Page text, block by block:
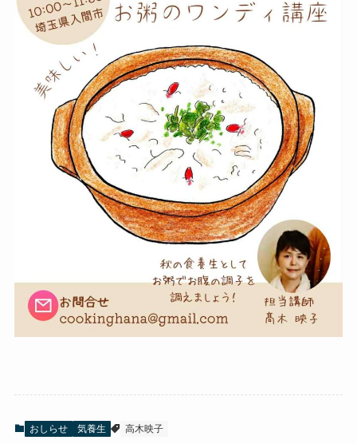
おしらせ 気養生 高木映子